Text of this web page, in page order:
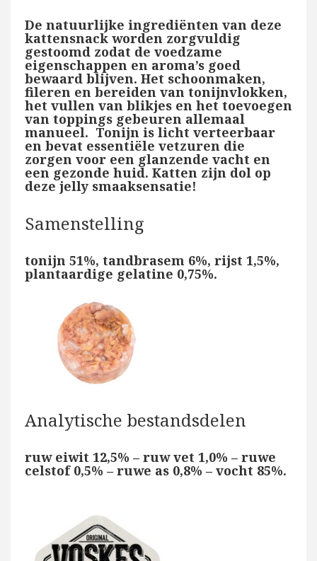
De natuurlijke ingrediënten van deze
kattensnack worden zorgvuldig
gestoomd zodat de voedzame
eigenschappen en aroma’s goed
bewaard blijven. Het schoonmaken,
fileren en bereiden van tonijnvlokken,
het vullen van blikjes en het toevoegen
van toppings gebeuren allemaal
manueel. Tonijn is licht verteerbaar
en bevat essentiële vetzuren die
zorgen voor een glanzende vacht en
een gezonde huid. Katten zijn dol op
deze jelly smaaksensatie!
Samenstelling
tonijn 51%, tandbrasem 6%, rijst 1,5%,
plantaardige gelatine 0,75%.
Analytische bestandsdelen
ruw eiwit 12,5% – ruw vet 1,0% – ruwe
celstof 0,5% – ruwe as 0,8% – vocht 85%.